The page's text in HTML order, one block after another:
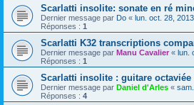
Scarlatti insolite: sonate en ré
Dernier message par Do « lun. oct. 28,
Réponses : 1
Scarlatti K32 transcriptions
Dernier message par Manu Cavalier « lun.
Réponses : 1
Scarlatti insolite : guitare octaviée
Dernier message par Daniel d'Arles «
Réponses : 4